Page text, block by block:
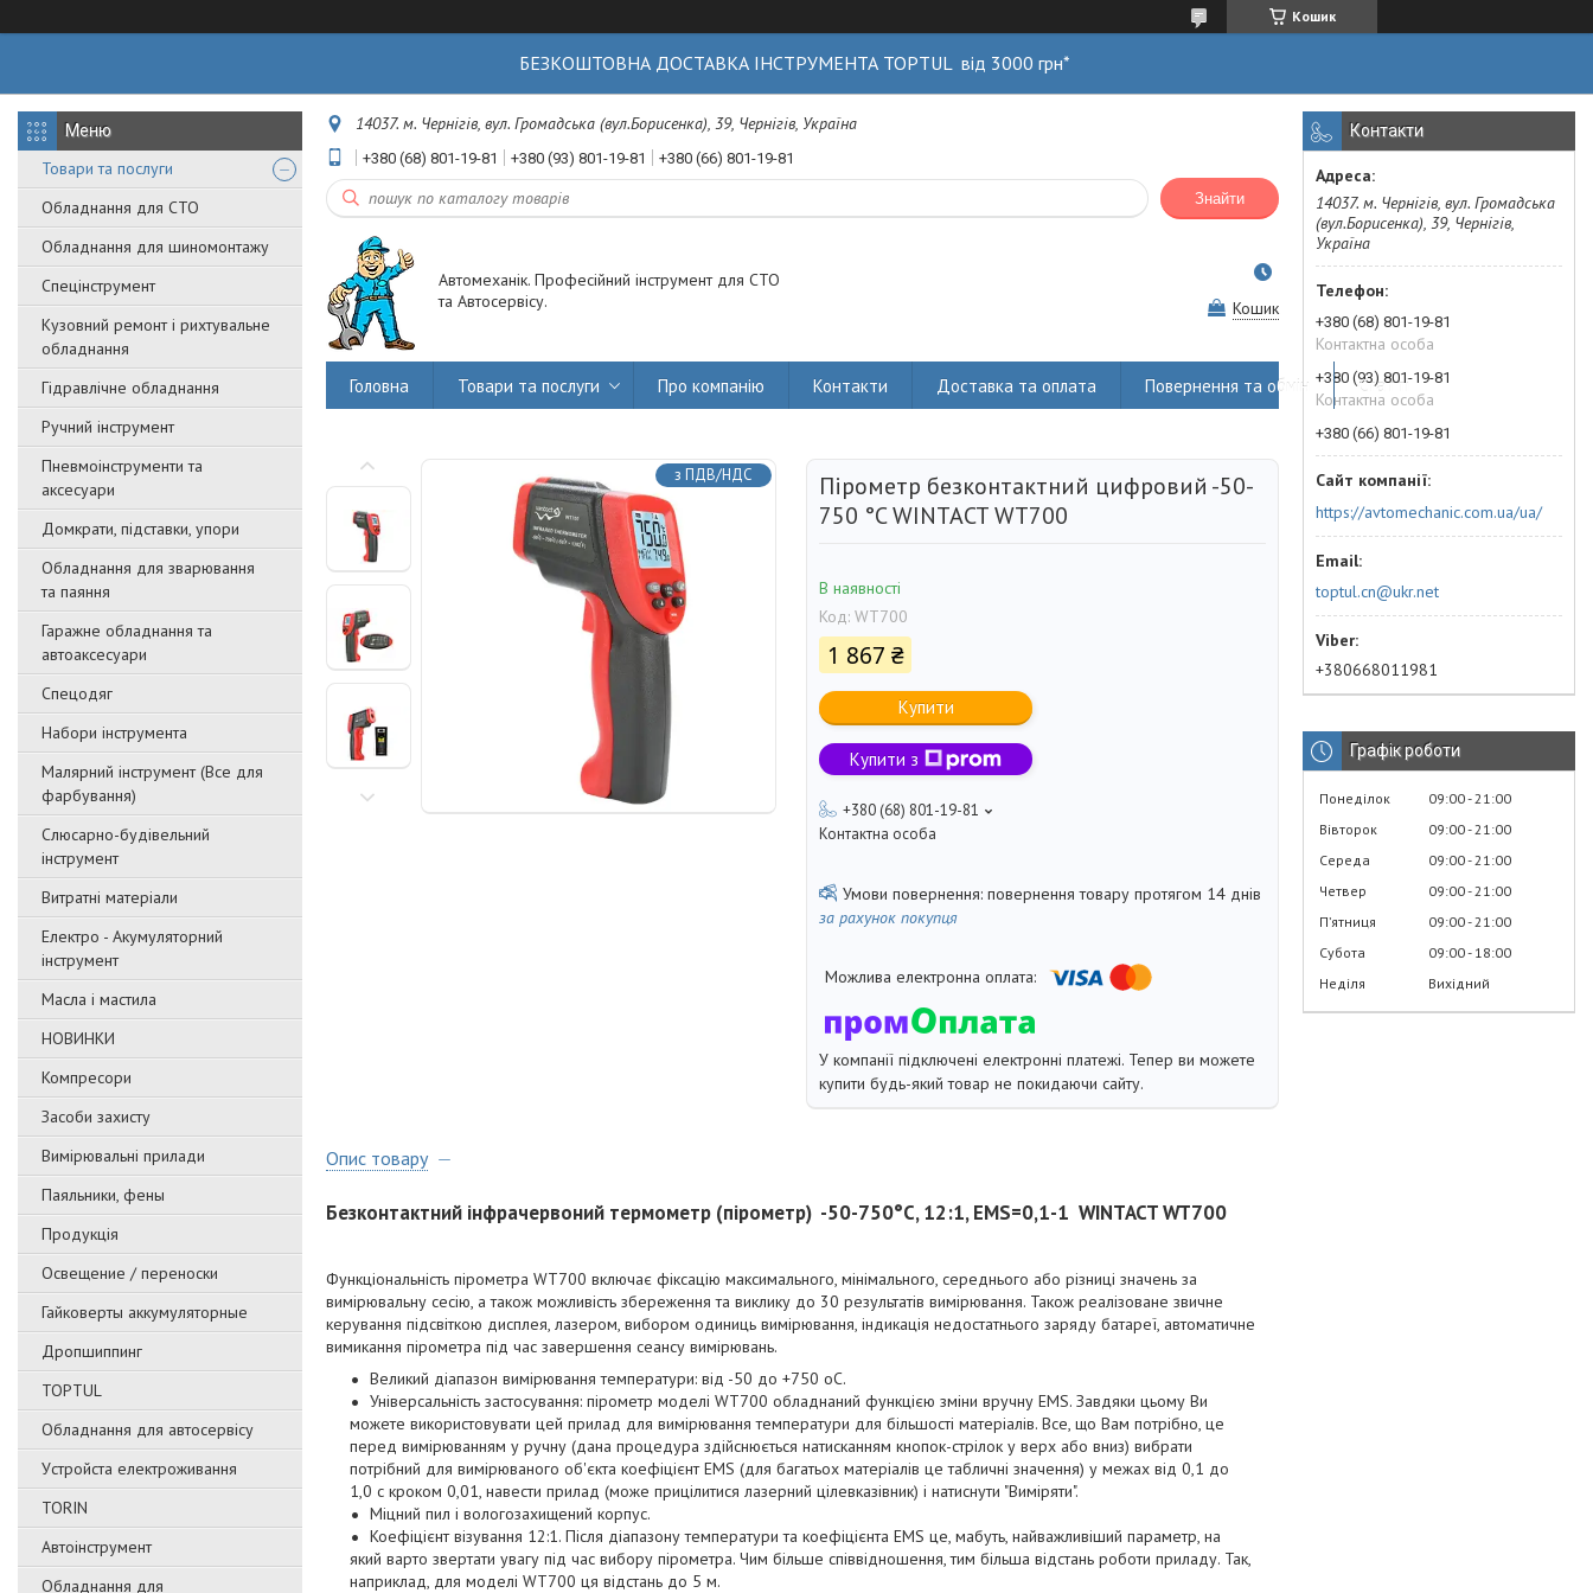
Кошик
БЕЗКОШТОВНА ДОСТАВКА ІНСТРУМЕНТА TOPTUL від 3000 грн*
Товари та послуги
Обладнання для СТО
Обладнання для шиномонтажу
Спецінструмент
Кузовний ремонт і рихтувальне
обладнання
Гідравлічне обладнання
Ручний інструмент
Пневмоінструменти та
аксесуари
Домкрати, підставки, упори
Обладнання для зварювання
та паяння
Гаражне обладнання та
автоаксесуари
Спецодяг
Набори інструмента
Малярний інструмент (Все для
фарбування)
Слюсарно-будівельний
інструмент
Витратні матеріали
Електро - Акумуляторний
інструмент
Масла і мастила
НОВИНКИ
Компресори
Засоби захисту
Вимірювальні прилади
Паяльники, фены
Продукція
Освещение / переноски
Гайковерты аккумуляторные
Дропшиппинг
TOPTUL
Обладнання для автосервісу
Уcтpoйстa елeктpoживання
TORIN
Автоінструмент
Обладнання для
14037. м. Чернігів, вул. Громадська (вул.Борисенка), 39, Чернігів, Україна
+380 (68) 801-19-81 +380 (93) 801-19-81 +380 (66) 801-19-81
Знайти
Автомеханік. Професійний інструмент для СТО
та Автосервісу.
Кошик
Головна Товари та послуги Про компанію Контакти Доставка та оплата Повернення та обмін Статті
з ПДВ/НДС
Пірометр безконтактний цифровий -50-
750 °C WINTACT WT700
В наявності
Код: WT700
1 867 ₴
Купити
Купити з
+380 (68) 801-19-81
Контактна особа
повернення товару протягом 14 днів
за рахунок покупця
У компанії підключені електронні платежі. Тепер ви можете
купити будь-який товар не покидаючи сайту.
Опис товару
Безконтактний інфрачервоний термометр (пірометр) -50-750°C, 12:1, EMS=0,1-1 WINTACT WT700
Функціональність пірометра WT700 включає фіксацію максимального, мінімального, середнього або різниці значень за
вимірювальну сесію, а також можливість збереження та виклику до 30 результатів вимірювання. Також реалізоване звичне
керування підсвіткою дисплея, лазером, вибором одиниць вимірювання, індикація недостатнього заряду батареї, автоматичне
вимикання пірометра під час завершення сеансу вимірювань.
Великий діапазон вимірювання температури: від -50 до +750 oC.
Універсальність застосування: пірометр моделі WT700 обладнаний функцією зміни вручну EMS. Завдяки цьому Ви
можете використовувати цей прилад для вимірювання температури для більшості матеріалів. Все, що Вам потрібно, це
перед вимірюванням у ручну (дана процедура здійснюється натисканням кнопок-стрілок у верх або вниз) вибрати
потрібний для вимірюваного об'єкта коефіцієнт EMS (для багатьох матеріалів це табличні значення) у межах від 0,1 до
1,0 с кроком 0,01, навести прилад (може прицілитися лазерний цілевказівник) і натиснути "Виміряти".
Міцний пил і вологозахищений корпус.
Коефіцієнт візування 12:1. Після діапазону температури та коефіцієнта EMS це, мабуть, найважливіший параметр, на
який варто звертати увагу під час вибору пірометра. Чим більше співвідношення, тим більша відстань роботи приладу. Так,
наприклад, для моделі WT700 ця відстань до 5 м.
Контакти
14037. м. Чернігів, вул. Громадська
(вул.Борисенка), 39, Чернігів,
Україна
+380 (68) 801-19-81
Контактна особа
+380 (93) 801-19-81
Контактна особа
+380 (66) 801-19-81
https://avtomechanic.com.ua/ua/
toptul.cn@ukr.net
+380668011981
Графік роботи
Понеділок 09:00 21:00
Вівторок
09:00 21:00
Середа
09:00 21:00
Четвер
09:00 21:00
Пʼятниця
09:00 21:00
Субота
09:00 18:00
Неділя
Вихідний